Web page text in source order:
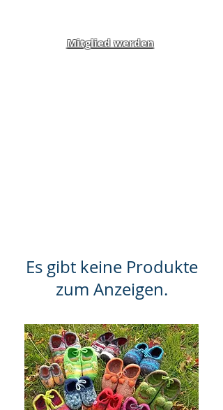
Mitglied werden
Es gibt keine Produkte
zum Anzeigen.